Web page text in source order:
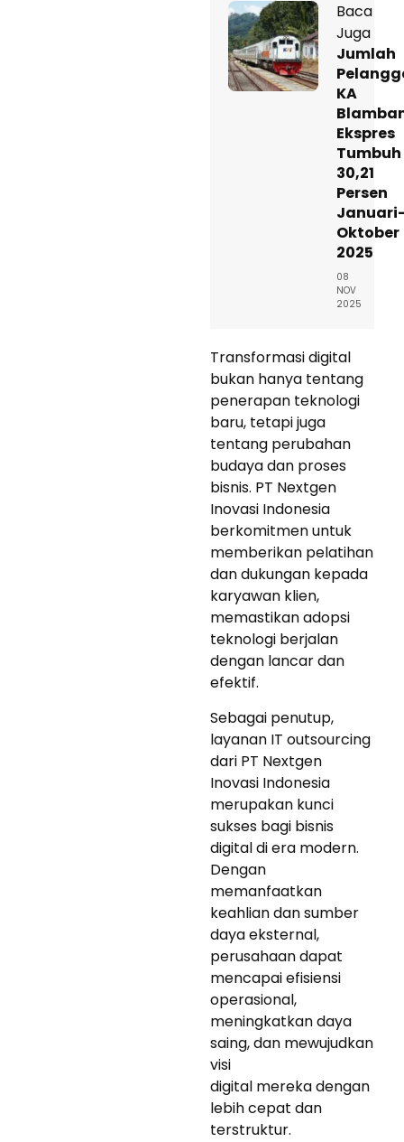
Baca
Juga
Jumlah
KA
Ekspres
Tumbuh
30,21
Persen
Oktober
2025
08
NOV
2025
Transformasi digital
bukan hanya tentang
penerapan teknologi
baru, tetapi juga
tentang perubahan
budaya dan proses
bisnis. PT Nextgen
Inovasi Indonesia
berkomitmen untuk
memberikan pelatihan
dan dukungan kepada
karyawan klien,
memastikan adopsi
teknologi berjalan
dengan lancar dan
efektif.
Sebagai penutup,
layanan IT outsourcing
dari PT Nextgen
Inovasi Indonesia
merupakan kunci
sukses bagi bisnis
digital di era modern.
Dengan
memanfaatkan
keahlian dan sumber
daya eksternal,
perusahaan dapat
mencapai efisiensi
operasional,
meningkatkan daya
saing, dan mewujudkan
visi
digital mereka dengan
lebih cepat dan
terstruktur.